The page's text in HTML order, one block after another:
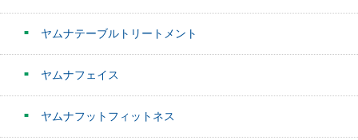
ヤムナテーブルトリートメント
ヤムナフェイス
ヤムナフットフィットネス